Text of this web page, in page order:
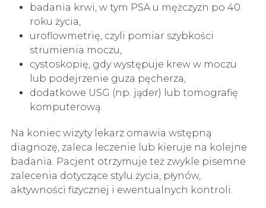
badania krwi, w tym PSA u mężczyzn po 40.
roku życia,
uroflowmetrię, czyli pomiar szybkości
strumienia moczu,
cystoskopię, gdy występuje krew w moczu
lub podejrzenie guza pęcherza,
dodatkowe USG (np. jąder) lub tomografię
komputerową.
Na koniec wizyty lekarz omawia wstępną
diagnozę, zaleca leczenie lub kieruje na kolejne
badania. Pacjent otrzymuje też zwykle pisemne
zalecenia dotyczące stylu życia, płynów,
aktywności fizycznej i ewentualnych kontroli.